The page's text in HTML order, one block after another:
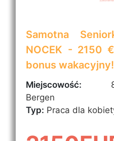
Samotna
NOCEK - 2150
bonus
Miejscowość:
Bergen
Typ: Praca dla